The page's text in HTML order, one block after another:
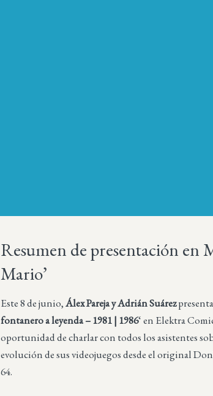
Resumen de presentación en
Mario’
Este 8 de junio,Álex Pareja y Adrián Suárez
fontanero a leyenda – 1981 | 1986‘ en Elektra
oportunidad de charlar con todos los asistentes
evolución de sus videojuegos desde el original
64.